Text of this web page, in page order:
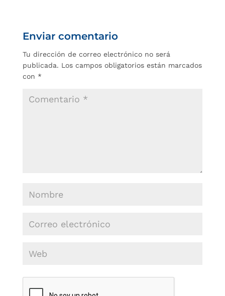
Enviar comentario
Tu dirección de correo electrónico no será
publicada. Los campos obligatorios están marcados
con *